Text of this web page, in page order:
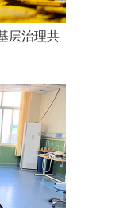
层治理共